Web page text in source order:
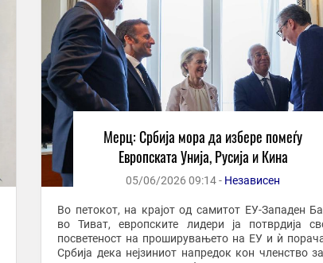
Мерц: Србија мора да избере помеѓу
Европската Унија, Русија и Кина
05/06/2026 09:14 - Независен
Во петокот, на крајот од самитот ЕУ-Западен
во Тиват, европските лидери ја потврдија
посветеност на проширувањето на ЕУ и ѝ
Србија дека нејзиниот напредок кон членство